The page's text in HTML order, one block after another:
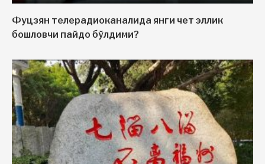
Фуцзян телерадиоканалида янги чет эллик
бошловчи пайдо бўлдими?